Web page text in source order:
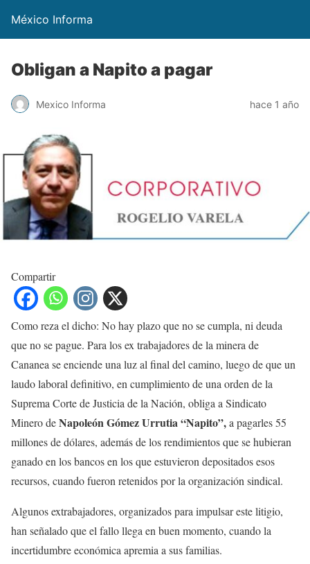
México Informa
Obligan a Napito a pagar
Mexico Informa hace 1 año
Compartir
Como reza el dicho: No hay plazo que no se cumpla, ni deuda
que no se pague. Para los ex trabajadores de la minera de
Cananea se enciende una luz al final del camino, luego de que un
laudo laboral definitivo, en cumplimiento de una orden de la
Suprema Corte de Justicia de la Nación, obliga a Sindicato
Minero deNapoleónGómez Urrutia “Napito”,a pagarles 55
millones de dólares, además de los rendimientos que se hubieran
ganado en los bancos en los que estuvieron depositados esos
recursos, cuando fueron retenidos por la organización sindical.
Algunos extrabajadores, organizados para impulsar este litigio,
han señalado que el fallo llega en buen momento, cuando la
incertidumbre económica apremia a sus familias.